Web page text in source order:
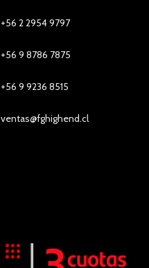
+56 2 2954 9797
+56 9 8786 7875
+56 9 9236 8515
ventas@fghighend.cl